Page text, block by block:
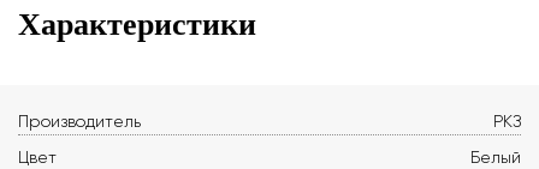
Характеристики
Производитель
РКЗ
Цвет
Белый